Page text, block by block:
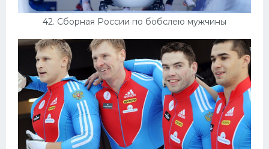
42. Сборная России по бобслею мужчины